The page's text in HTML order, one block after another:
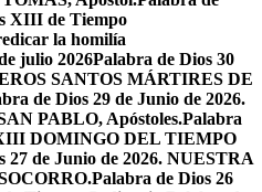
XIII de Tiempo
la homilía
julio 2026Palabra de Dios 30
SANTOS MÁRTIRES DE
de Dios 29 de Junio de 2026.
PABLO, Apóstoles.Palabra
XIII DOMINGO DEL TIEMPO
27 de Junio de 2026. NUESTRA
Palabra de Dios 26